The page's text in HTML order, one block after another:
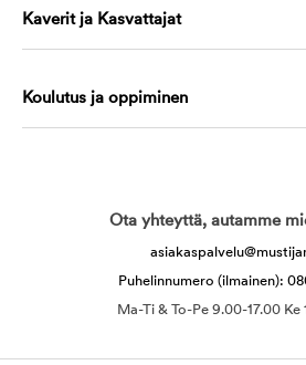
Kaverit ja Kasvattajat
Koulutus ja oppiminen
Ota yhteyttä, autamme
Puhelinnumero (ilmainen):
Ma-Ti & To-Pe 9.00-17.00 Ke